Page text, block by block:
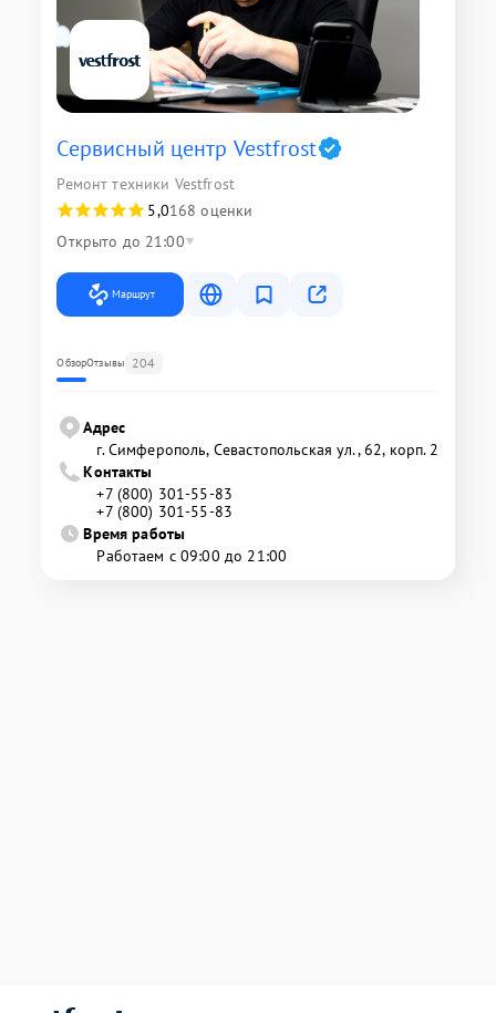
Сервисный центр Vestfrost
Ремонт техники Vestfrost
5,0168 оценки
Открыто до 21:00
Маршрут
ОбзорОтзывы 204
Адрес
г. Симферополь, Севастопольская ул., 62, корп. 2
Контакты
+7 (800) 301-55-83
+7 (800) 301-55-83
Время работы
Работаем с 09:00 до 21:00